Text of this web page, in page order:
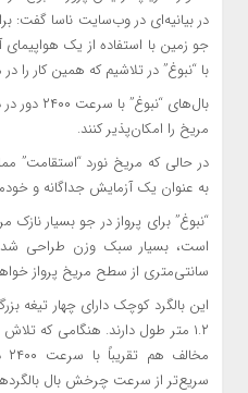
در بیانیه‌ای در وب‌سایت ناسا گفت:
جو زمین با استفاده از یک
با “نبوغ” در تلاشیم که همین کار را
بال‌های
مریخ را امکان‌پذیر کنند.
در حالی که مریخ نورد “استقامت”
به عنوان یک آزمایش جداگانه و
سانتی‌متری از سطح مریخ پرواز
این بالگرد کوچک دارای چهار تیغه
۱.۲ متر طول دارند. هنگامی که
سریع‌تر از سرعت چرخش بال